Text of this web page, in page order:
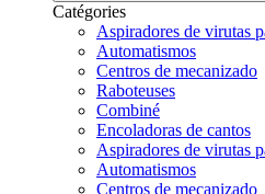
Catégories
Aspiradores de virutas
Automatismos
Centros de mecanizado
Raboteuses
Combiné
Encoladoras de cantos
Aspiradores de virutas
Automatismos
Centros de mecanizado